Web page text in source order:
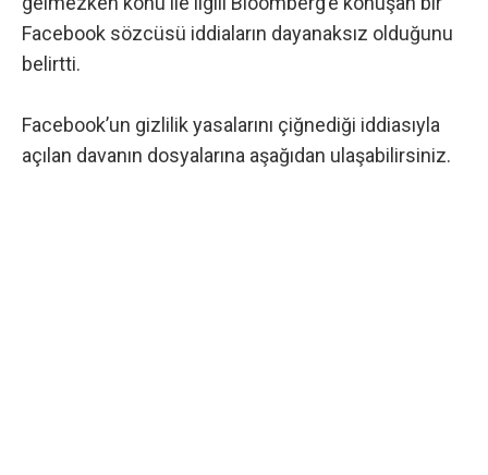
Facebook sözcüsü iddiaların dayanaksız olduğunu
belirtti.
Facebook’un gizlilik yasalarını çiğnediği iddiasıyla
açılan davanın dosyalarına aşağıdan ulaşabilirsiniz.